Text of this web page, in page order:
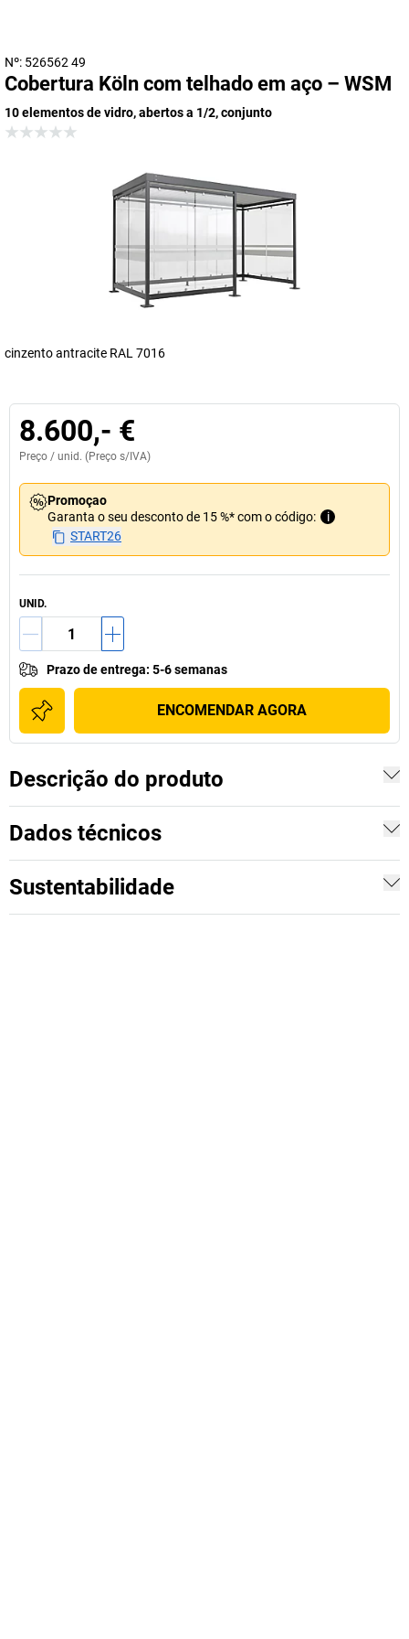
Nº: 526562 49
Cobertura Köln com telhado em aço – WSM
10 elementos de vidro, abertos a 1/2, conjunto
cinzento antracite RAL 7016
8.600,- €
Preço / unid. (Preço s/IVA)
Promoçao
Garanta o seu desconto de 15 %* com o código:
i
START26
UNID.
Prazo de entrega: 5-6 semanas
ENCOMENDAR AGORA
Descrição do produto
Dados técnicos
Sustentabilidade